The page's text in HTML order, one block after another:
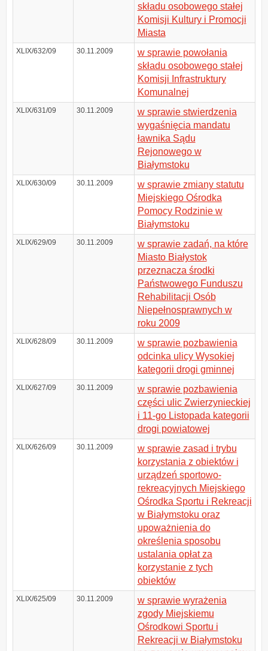
składu osobowego stałej
Komisji Kultury i Promocji
Miasta
XLIX/632/09 30.11.2009
w sprawie powołania
składu osobowego stałej
Komisji Infrastruktury
Komunalnej
XLIX/631/09 30.11.2009
w sprawie stwierdzenia
wygaśnięcia mandatu
ławnika Sądu
Rejonowego w
Białymstoku
XLIX/630/09 30.11.2009
w sprawie zmiany statutu
Miejskiego Ośrodka
Pomocy Rodzinie w
Białymstoku
XLIX/629/09 30.11.2009
w sprawie zadań, na które
Miasto Białystok
przeznacza środki
Państwowego Funduszu
Rehabilitacji Osób
Niepełnosprawnych w
roku 2009
XLIX/628/09 30.11.2009
w sprawie pozbawienia
odcinka ulicy Wysokiej
kategorii drogi gminnej
XLIX/627/09 30.11.2009
w sprawie pozbawienia
części ulic Zwierzynieckiej
i 11-go Listopada kategorii
drogi powiatowej
XLIX/626/09 30.11.2009
w sprawie zasad i trybu
korzystania z obiektów i
urządzeń sportowo-
rekreacyjnych Miejskiego
Ośrodka Sportu i Rekreacji
w Białymstoku oraz
upoważnienia do
określenia sposobu
ustalania opłat za
korzystanie z tych
obiektów
XLIX/625/09 30.11.2009
w sprawie wyrażenia
zgody Miejskiemu
Ośrodkowi Sportu i
Rekreacji w Białymstoku